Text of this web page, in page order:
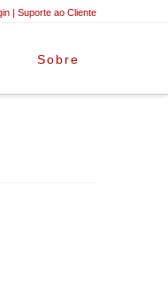
|Suporte ao Cliente
Sobre